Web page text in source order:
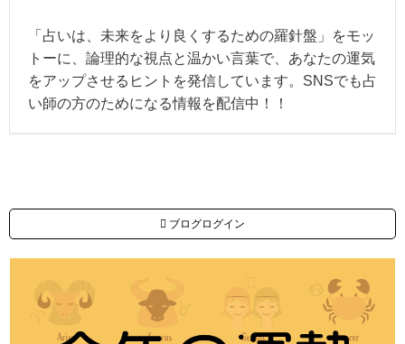
「占いは、未来をより良くするための羅針盤」をモッ
トーに、論理的な視点と温かい言葉で、あなたの運気
をアップさせるヒントを発信しています。SNSでも占
い師の方のためになる情報を配信中！！
ブログログイン